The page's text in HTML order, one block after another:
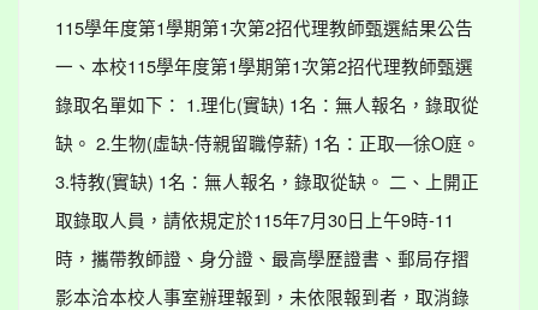
115學年度第1學期第1次第2招代理教師甄選結果公告
一、本校115學年度第1學期第1次第2招代理教師甄選
錄取名單如下： 1.理化(實缺) 1名：無人報名，錄取從
缺。 2.生物(虛缺-侍親留職停薪) 1名：正取—徐O庭。
3.特教(實缺) 1名：無人報名，錄取從缺。 二、上開正
取錄取人員，請依規定於115年7月30日上午9時-11
時，攜帶教師證、身分證、最高學歷證書、郵局存摺
影本洽本校人事室辦理報到，未依限報到者，取消錄